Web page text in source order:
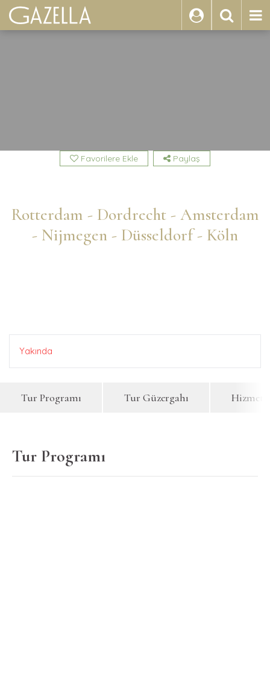
ARA
Favorilere Ekle Paylaş
Rotterdam - Dordrecht - Amsterdam
- Nijmegen - Düsseldorf - Köln
Yakında
Tur Programı Tur Güzergahı
Tur Programı